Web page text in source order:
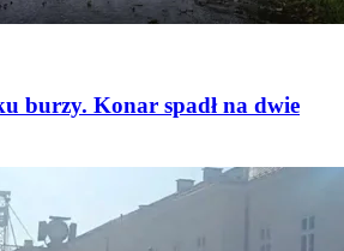
burzy. Konar spadł na dwie